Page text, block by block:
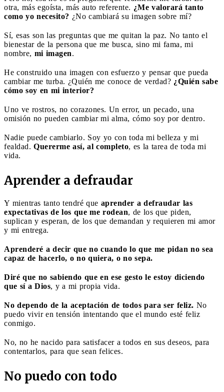
otra, más egoísta, más auto referente. ¿Me valorará tanto
como yo necesito? ¿No cambiará su imagen sobre mí?
Sí, esas son las preguntas que me quitan la paz. No tanto el
bienestar de la persona que me busca, sino mi fama, mi
nombre, mi imagen.
He construido una imagen con esfuerzo y pensar que pueda
cambiar me turba. ¿Quién me conoce de verdad? ¿Quién sabe
cómo soy en mi interior?
Uno ve rostros, no corazones. Un error, un pecado, una
omisión no pueden cambiar mi alma, cómo soy por dentro.
Nadie puede cambiarlo. Soy yo con toda mi belleza y mi
fealdad. Quererme así, al completo, es la tarea de toda mi
vida.
Aprender a defraudar
Y mientras tanto tendré que aprender a defraudar las
expectativas de los que me rodean, de los que piden,
suplican y esperan, de los que demandan y requieren mi amor
y mi entrega.
Aprenderé a decir que no cuando lo que me pidan no sea
capaz de hacerlo, o no quiera, o no sepa.
Diré que no sabiendo que en ese gesto le estoy diciendo
que sí a Dios, y a mi propia vida.
No dependo de la aceptación de todos para ser feliz. No
puedo vivir en tensión intentando que el mundo esté feliz
conmigo.
No, no he nacido para satisfacer a todos en sus deseos, para
contentarlos, para que sean felices.
No puedo con todo